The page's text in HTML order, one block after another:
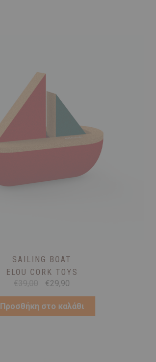
SAILING BOAT
ELOU CORK TOYS
€39,00
Original
was:
€39,00.
€29,90Η
τιμή
είναι:
Προσθήκη στο καλάθι